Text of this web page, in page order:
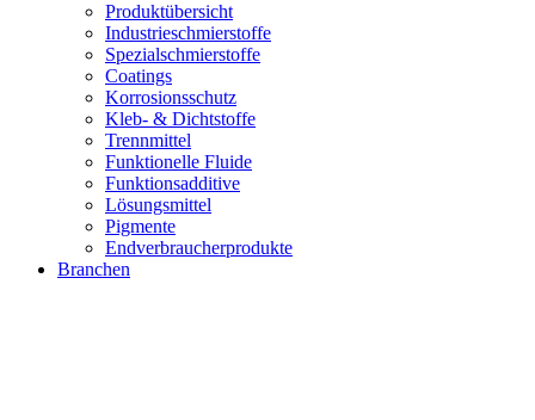
Produktübersicht
Industrieschmierstoffe
Spezialschmierstoffe
Coatings
Korrosionsschutz
Kleb- & Dichtstoffe
Trennmittel
Funktionelle Fluide
Funktionsadditive
Lösungsmittel
Pigmente
Endverbraucherprodukte
Branchen